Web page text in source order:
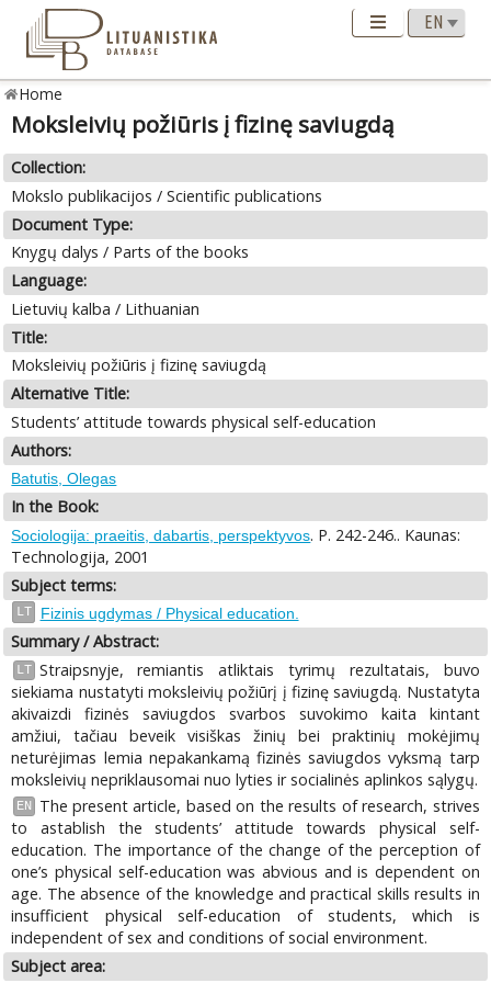
Home
Moksleivių požiūris į fizinę saviugdą
Collection:
Mokslo publikacijos / Scientific publications
Document Type:
Knygų dalys / Parts of the books
Language:
Lietuvių kalba / Lithuanian
Title:
Moksleivių požiūris į fizinę saviugdą
Alternative Title:
Students’ attitude towards physical self-education
Authors:
Batutis, Olegas
In the Book:
Sociologija: praeitis, dabartis, perspektyvos. P. 242-246.. Kaunas:
Technologija, 2001
Subject terms:
LT Fizinis ugdymas / Physical education.
Summary / Abstract:
LT Straipsnyje, remiantis atliktais tyrimų rezultatais, buvo
siekiama nustatyti moksleivių požiūrį į fizinę saviugdą. Nustatyta
akivaizdi fizinės saviugdos svarbos suvokimo kaita kintant
amžiui, tačiau beveik visiškas žinių bei praktinių mokėjimų
neturėjimas lemia nepakankamą fizinės saviugdos vyksmą tarp
moksleivių nepriklausomai nuo lyties ir socialinės aplinkos sąlygų.
EN
The present article, based on the results of research, strives
to astablish the students’ attitude towards physical self-
education. The importance of the change of the perception of
one’s physical self-education was abvious and is dependent on
age. The absence of the knowledge and practical skills results in
insufficient physical self-education of students, which is
independent of sex and conditions of social environment.
Subject area: